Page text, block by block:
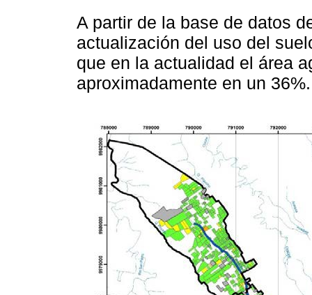
A partir de la base de datos
actualización del uso del
que en la actualidad el área
aproximadamente en un 36%.